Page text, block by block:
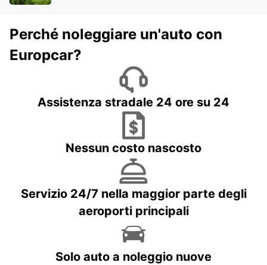
Perché noleggiare un'auto con
Europcar?
Assistenza stradale 24 ore su 24
Nessun costo nascosto
Servizio 24/7 nella maggior parte degli
aeroporti principali
Solo auto a noleggio nuove